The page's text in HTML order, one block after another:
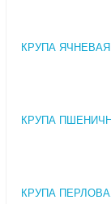
КРУПА ЯЧНЕВАЯ
КРУПА
КРУПА